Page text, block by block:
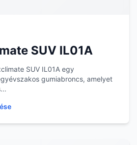
SUV IL01A
SUV IL01A egy
gumiabroncs, amelyet